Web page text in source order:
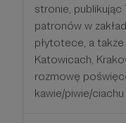
stronie, publikując
patronów w
płytotece, a
Katowicach,
rozmowę
kawie/piwie/ciachu